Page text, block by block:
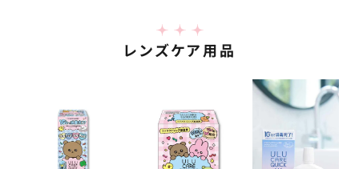
レンズケア用品